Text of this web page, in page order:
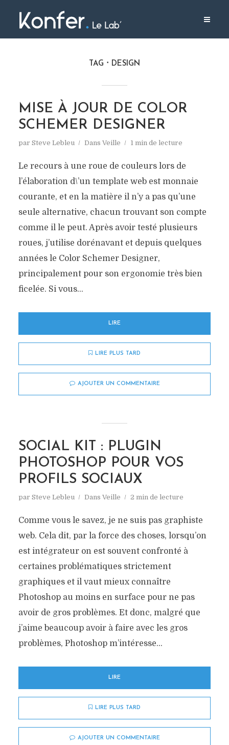
TAG DESIGN
MISE À JOUR DE COLOR
SCHEMER DESIGNER
par Steve Lebleu Dans Veille 1 min de lecture
Le recours à une roue de couleurs lors de
l’élaboration d\’un template web est monnaie
courante, et en la matière il n’y a pas qu’une
seule alternative, chacun trouvant son compte
comme il le peut. Après avoir testé plusieurs
roues, j’utilise dorénavant et depuis quelques
années le Color Schemer Designer,
principalement pour son ergonomie très bien
ficelée. Si vous...
LIRE
LIRE PLUS TARD
AJOUTER UN COMMENTAIRE
SOCIAL KIT : PLUGIN
PHOTOSHOP POUR VOS
PROFILS SOCIAUX
par Steve Lebleu Dans Veille 2 min de lecture
Comme vous le savez, je ne suis pas graphiste
web. Cela dit, par la force des choses, lorsqu’on
est intégrateur on est souvent confronté à
certaines problématiques strictement
graphiques et il vaut mieux connaître
Photoshop au moins en surface pour ne pas
avoir de gros problèmes. Et donc, malgré que
j’aime beaucoup avoir à faire avec les gros
problèmes, Photoshop m’intéresse...
LIRE
LIRE PLUS TARD
AJOUTER UN COMMENTAIRE